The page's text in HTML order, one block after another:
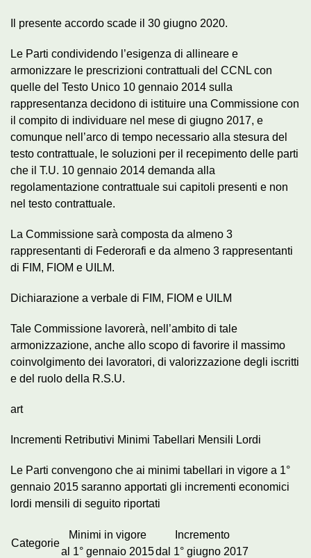
Il presente accordo scade il 30 giugno 2020.
Le Parti condividendo l’esigenza di allineare e
armonizzare le prescrizioni contrattuali del CCNL con
quelle del Testo Unico 10 gennaio 2014 sulla
rappresentanza decidono di istituire una Commissione con
il compito di individuare nel mese di giugno 2017, e
comunque nell’arco di tempo necessario alla stesura del
testo contrattuale, le soluzioni per il recepimento delle parti
che il T.U. 10 gennaio 2014 demanda alla
regolamentazione contrattuale sui capitoli presenti e non
nel testo contrattuale.
La Commissione sarà composta da almeno 3
rappresentanti di Federorafi e da almeno 3 rappresentanti
di FIM, FIOM e UILM.
Dichiarazione a verbale di FIM, FIOM e UILM
Tale Commissione lavorerà, nell’ambito di tale
armonizzazione, anche allo scopo di favorire il massimo
coinvolgimento dei lavoratori, di valorizzazione degli iscritti
e del ruolo della R.S.U.
art
Incrementi Retributivi Minimi Tabellari Mensili Lordi
Le Parti convengono che ai minimi tabellari in vigore a 1°
gennaio 2015 saranno apportati gli incrementi economici
lordi mensili di seguito riportati
Categorie
Minimi in vigore
al 1° gennaio 2015
Incremento
dal 1° giugno 2017